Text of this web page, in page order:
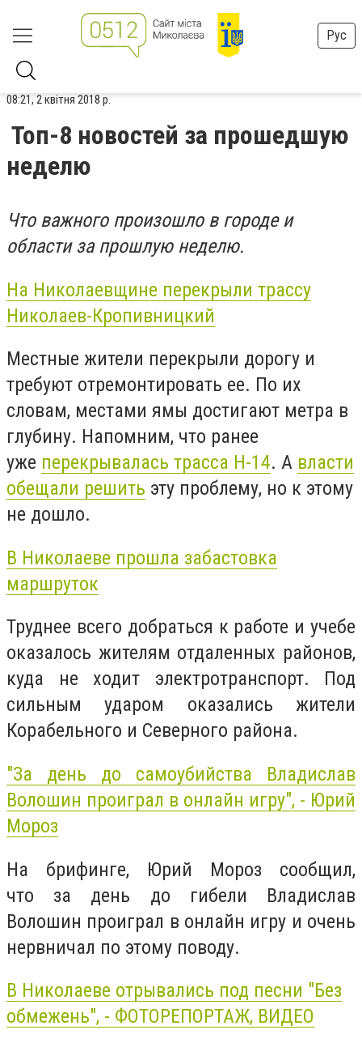
Рус
08:21, 2 квітня 2018 р.
Топ-8 новостей за прошедшую
неделю
Что важного произошло в городе и
области за прошлую неделю.
На Николаевщине перекрыли трассу
Николаев-Кропивницкий
Местные жители перекрыли дорогу и
требуют отремонтировать ее. По их
словам, местами ямы достигают метра в
глубину. Напомним, что ранее
уже перекрывалась трасса Н-14. А власти
обещали решить эту проблему, но к этому
не дошло.
В Николаеве прошла забастовка
маршруток
Труднее всего добраться к работе и учебе
оказалось жителям отдаленных районов,
куда не ходит электротранспорт. Под
сильным ударом оказались жители
Корабельного и Северного района.
"За день до самоубийства Владислав
Волошин проиграл в онлайн игру", - Юрий
Мороз
На брифинге, Юрий Мороз сообщил,
что за день до гибели Владислав
Волошин проиграл в онлайн игру и очень
нервничал по этому поводу.
В Николаеве отрывались под песни "Без
обмежень", - ФОТОРЕПОРТАЖ, ВИДЕО